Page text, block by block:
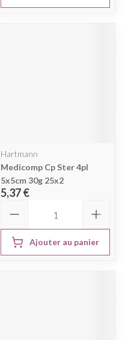
Hartmann
Medicomp Cp Ster 4pl
5x5cm 30g 25x2
5,37 €
Ajouter au panier